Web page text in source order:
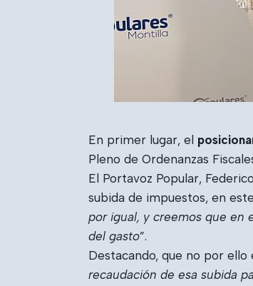
En primer lugar, el
Pleno de Ordenanzas
El Portavoz Popular,
subida de impuestos, en
por igual, y creemos que en
del gasto”.
Destacando, que no por
recaudación de esa subida